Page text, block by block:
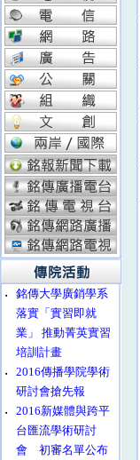
‧
銘傳大學廣銷學系
落實「實習即就
業」 推動菁英實習
培訓計畫
‧
2016傳播學院學術
研討會搶先報
‧
2016新媒體與跨平
台匯流學術研討
會 初審名單公布